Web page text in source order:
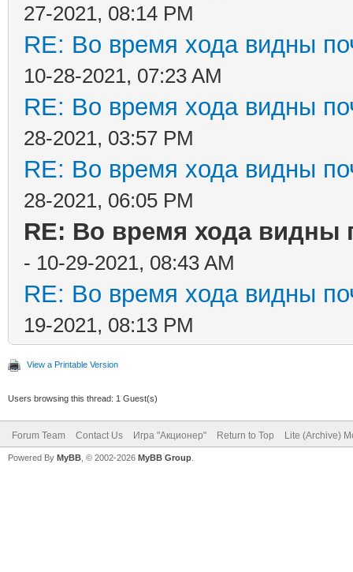
27-2021, 08:14 PM
RE: Во время хода видны
10-28-2021, 07:23 AM
RE: Во время хода видны
28-2021, 03:57 PM
RE: Во время хода видны
28-2021, 06:05 PM
RE: Во время хода видны
- 10-29-2021, 08:43 AM
RE: Во время хода видны
19-2021, 08:13 PM
View a Printable Version
Users browsing this thread: 1 Guest(s)
Forum Team Contact Us Игра "Акционер" Return to Top Lite (Archive)
Powered By MyBB , © 2002-2026 MyBB Group